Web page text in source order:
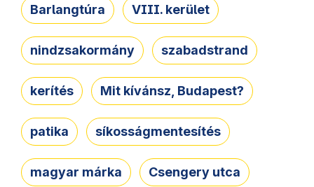
Barlangtúra VIII. kerület
nindzsakormány szabadstrand
kerítés Mit kívánsz, Budapest?
patika síkosságmentesítés
magyar márka Csengery utca